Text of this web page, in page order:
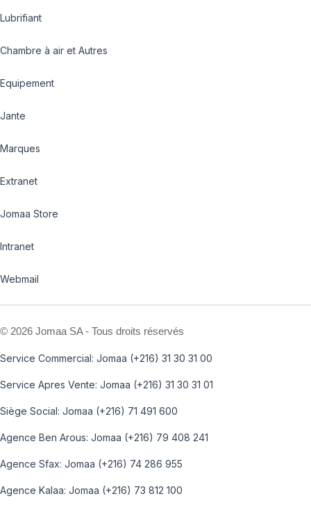
Lubrifiant
Chambre à air et Autres
Equipement
Jante
Marques
Extranet
Jomaa Store
Intranet
Webmail
© 2026 Jomaa SA - Tous droits réservés
Service Commercial: Jomaa (+216) 31 30 31 00
Service Apres Vente: Jomaa (+216) 31 30 31 01
Siège Social: Jomaa (+216) 71 491 600
Agence Ben Arous: Jomaa (+216) 79 408 241
Agence Sfax: Jomaa (+216) 74 286 955
Agence Kalaa: Jomaa (+216) 73 812 100